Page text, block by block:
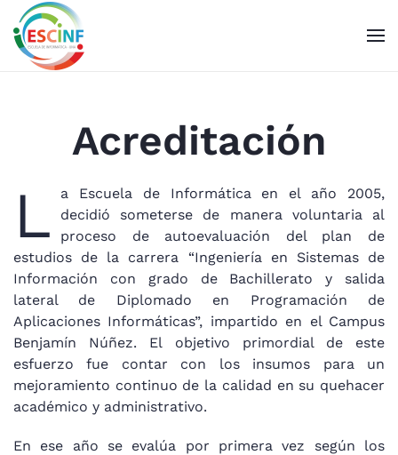
Skip to main content
Acreditación
L
a Escuela de Informática en el año 2005,
decidió someterse de manera voluntaria al
proceso de autoevaluación del plan de
estudios de la carrera “Ingeniería en Sistemas de
Información con grado de Bachillerato y salida
lateral de Diplomado en Programación de
Aplicaciones Informáticas”, impartido en el Campus
Benjamín Núñez. El objetivo primordial de este
esfuerzo fue contar con los insumos para un
mejoramiento continuo de la calidad en su quehacer
académico y administrativo.
En ese año se evalúa por primera vez según los